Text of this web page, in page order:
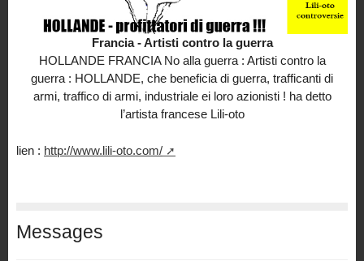
Francia - Artisti contro la guerra
HOLLANDE FRANCIA No alla guerra : Artisti contro la
guerra : HOLLANDE, che beneficia di guerra, trafficanti di
armi, traffico di armi, industriale ei loro azionisti ! ha detto
l’artista francese Lili-oto
lien : http://www.lili-oto.com/
Messages